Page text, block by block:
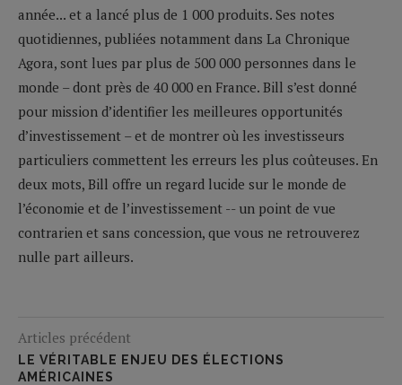
année... et a lancé plus de 1 000 produits. Ses notes
quotidiennes, publiées notamment dans La Chronique
Agora, sont lues par plus de 500 000 personnes dans le
monde – dont près de 40 000 en France. Bill s’est donné
pour mission d’identifier les meilleures opportunités
d’investissement – et de montrer où les investisseurs
particuliers commettent les erreurs les plus coûteuses. En
deux mots, Bill offre un regard lucide sur le monde de
l’économie et de l’investissement -- un point de vue
contrarien et sans concession, que vous ne retrouverez
nulle part ailleurs.
Articles précédent
LE VÉRITABLE ENJEU DES ÉLECTIONS
AMÉRICAINES